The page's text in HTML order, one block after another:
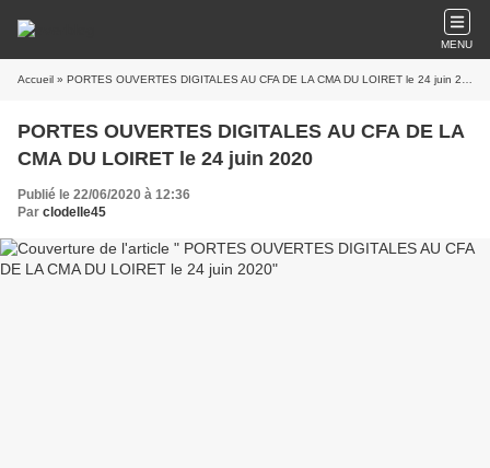
MENU
Accueil » PORTES OUVERTES DIGITALES AU CFA DE LA CMA DU LOIRET le 24 juin 2020
PORTES OUVERTES DIGITALES AU CFA DE LA
CMA DU LOIRET le 24 juin 2020
Publié le 22/06/2020 à 12:36
Par clodelle45